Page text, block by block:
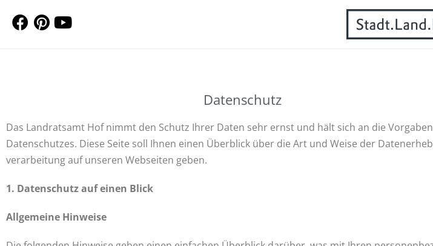
Datenschutz
Das Landratsamt Hof nimmt den Schutz Ihrer Daten sehr ernst und hält sich an die
Datenschutzes. Diese Seite soll Ihnen einen Überblick über die Art und Weise der
verarbeitung auf unseren Webseiten geben.
1. Datenschutz auf einen Blick
Allgemeine Hinweise